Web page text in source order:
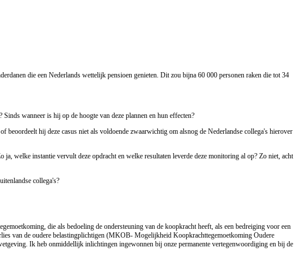
die een Nederlands wettelijk pensioen genieten. Dit zou bijna 60 000 personen raken die tot 34
wanneer is hij op de hoogte van deze plannen en hun effecten?
hij deze casus niet als voldoende zwaarwichtig om alsnog de Nederlandse collega's hierover
welke instantie vervult deze opdracht en welke resultaten leverde deze monitoring al op? Zo niet, acht
collega's?
die als bedoeling de ondersteuning van de koopkracht heeft, als een bedreiging voor een
van de oudere belastingplichtigen (MKOB- Mogelijkheid Koopkrachttegemoetkoming Oudere
Ik heb onmiddellijk inlichtingen ingewonnen bij onze permanente vertegenwoordiging en bij de